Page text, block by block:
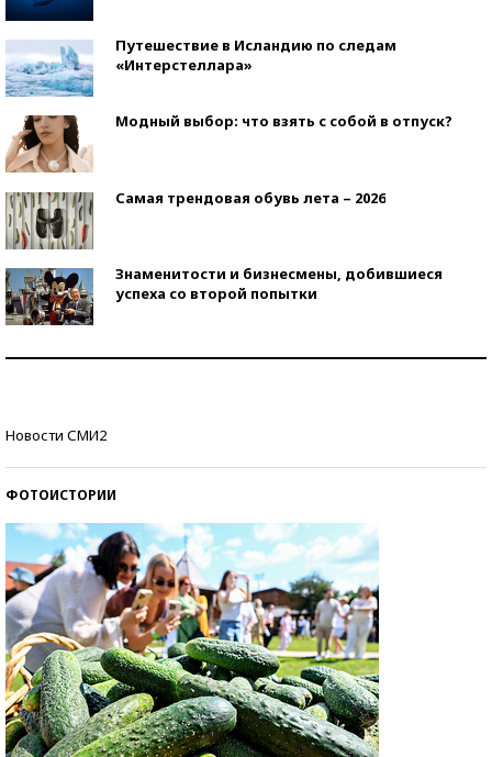
Путешествие в Исландию по следам
«Интерстеллара»
Модный выбор: что взять с собой в отпуск?
Самая трендовая обувь лета – 2026
Знаменитости и бизнесмены, добившиеся
успеха со второй попытки
Новости СМИ2
ФОТОИСТОРИИ